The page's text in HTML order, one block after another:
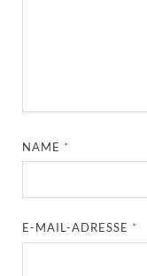
NAME *
E-MAIL-ADRESSE *